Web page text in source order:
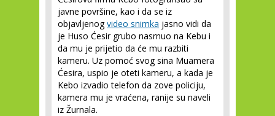
javne površine, kao i da se iz
objavljenogvideo snimka jasno vidi da
je Huso Ćesir grubo nasrnuo na Kebu i
da mu je prijetio da će mu razbiti
kameru. Uz pomoć svog sina Muamera
Ćesira, uspio je oteti kameru, a kada je
Kebo izvadio telefon da zove policiju,
kamera mu je vraćena, ranije su naveli
iz Žurnala.